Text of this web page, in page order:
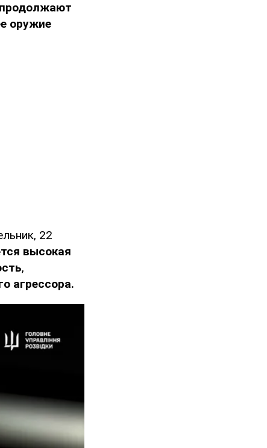
продолжают
оружие
22
высокая
,
агрессора.